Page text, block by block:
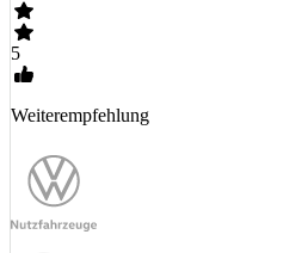
5
Weiterempfehlung